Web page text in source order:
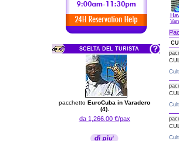
SCELTA DEL TURISTA
pacchetto EuroCuba in Varadero
(4).
da 1,266.00 €/pax